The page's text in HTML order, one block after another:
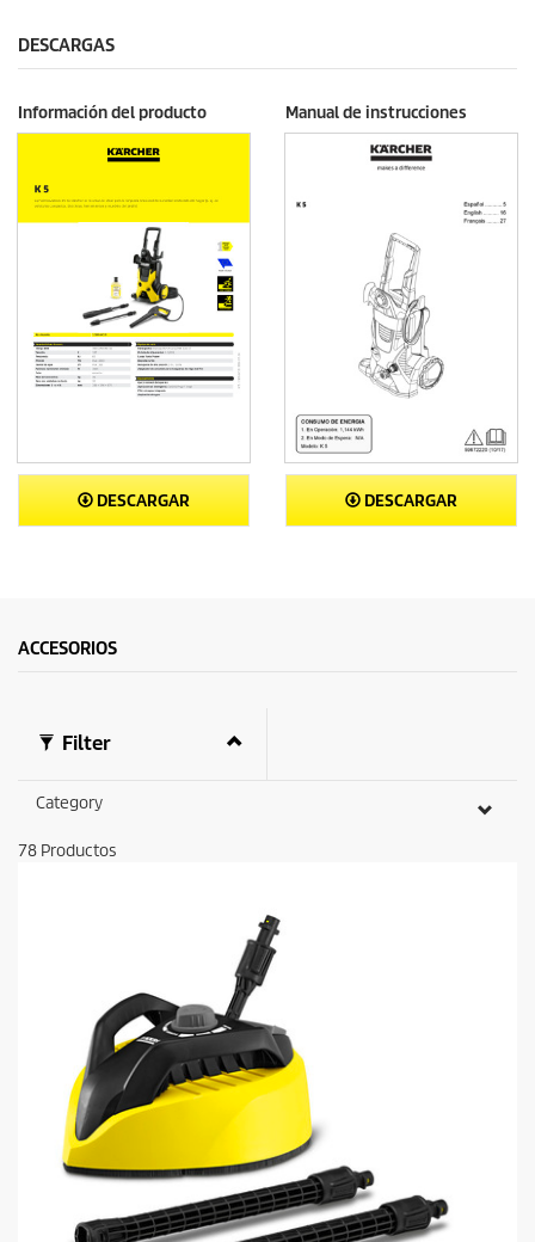
DESCARGAS
Información del producto
DESCARGAR
Manual de instrucciones
DESCARGAR
ACCESORIOS
Filter
Category
78 Productos